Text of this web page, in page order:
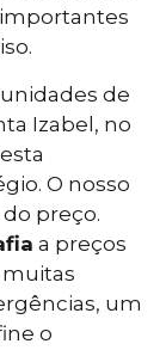
de
Izabel, no
O nosso
preço.
a preços
um
o